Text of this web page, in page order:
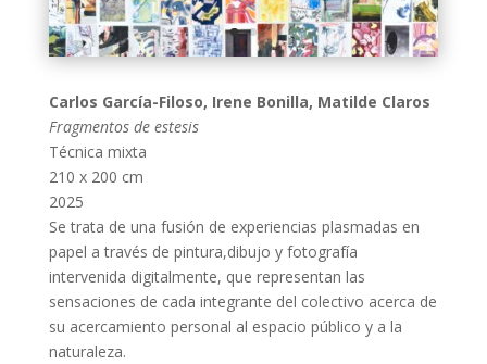
Carlos García-Filoso, Irene Bonilla, Matilde Claros
Fragmentos de estesis
Técnica mixta
210 x 200 cm
2025
Se trata de una fusión de experiencias plasmadas en
papel a través de pintura,dibujo y fotografía
intervenida digitalmente, que representan las
sensaciones de cada integrante del colectivo acerca de
su acercamiento personal al espacio público y a la
naturaleza.